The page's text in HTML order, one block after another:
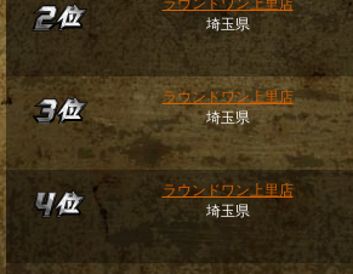
ラウンドワン上里店
埼玉県
ラウンドワン上里店
埼玉県
ラウンドワン上里店
埼玉県